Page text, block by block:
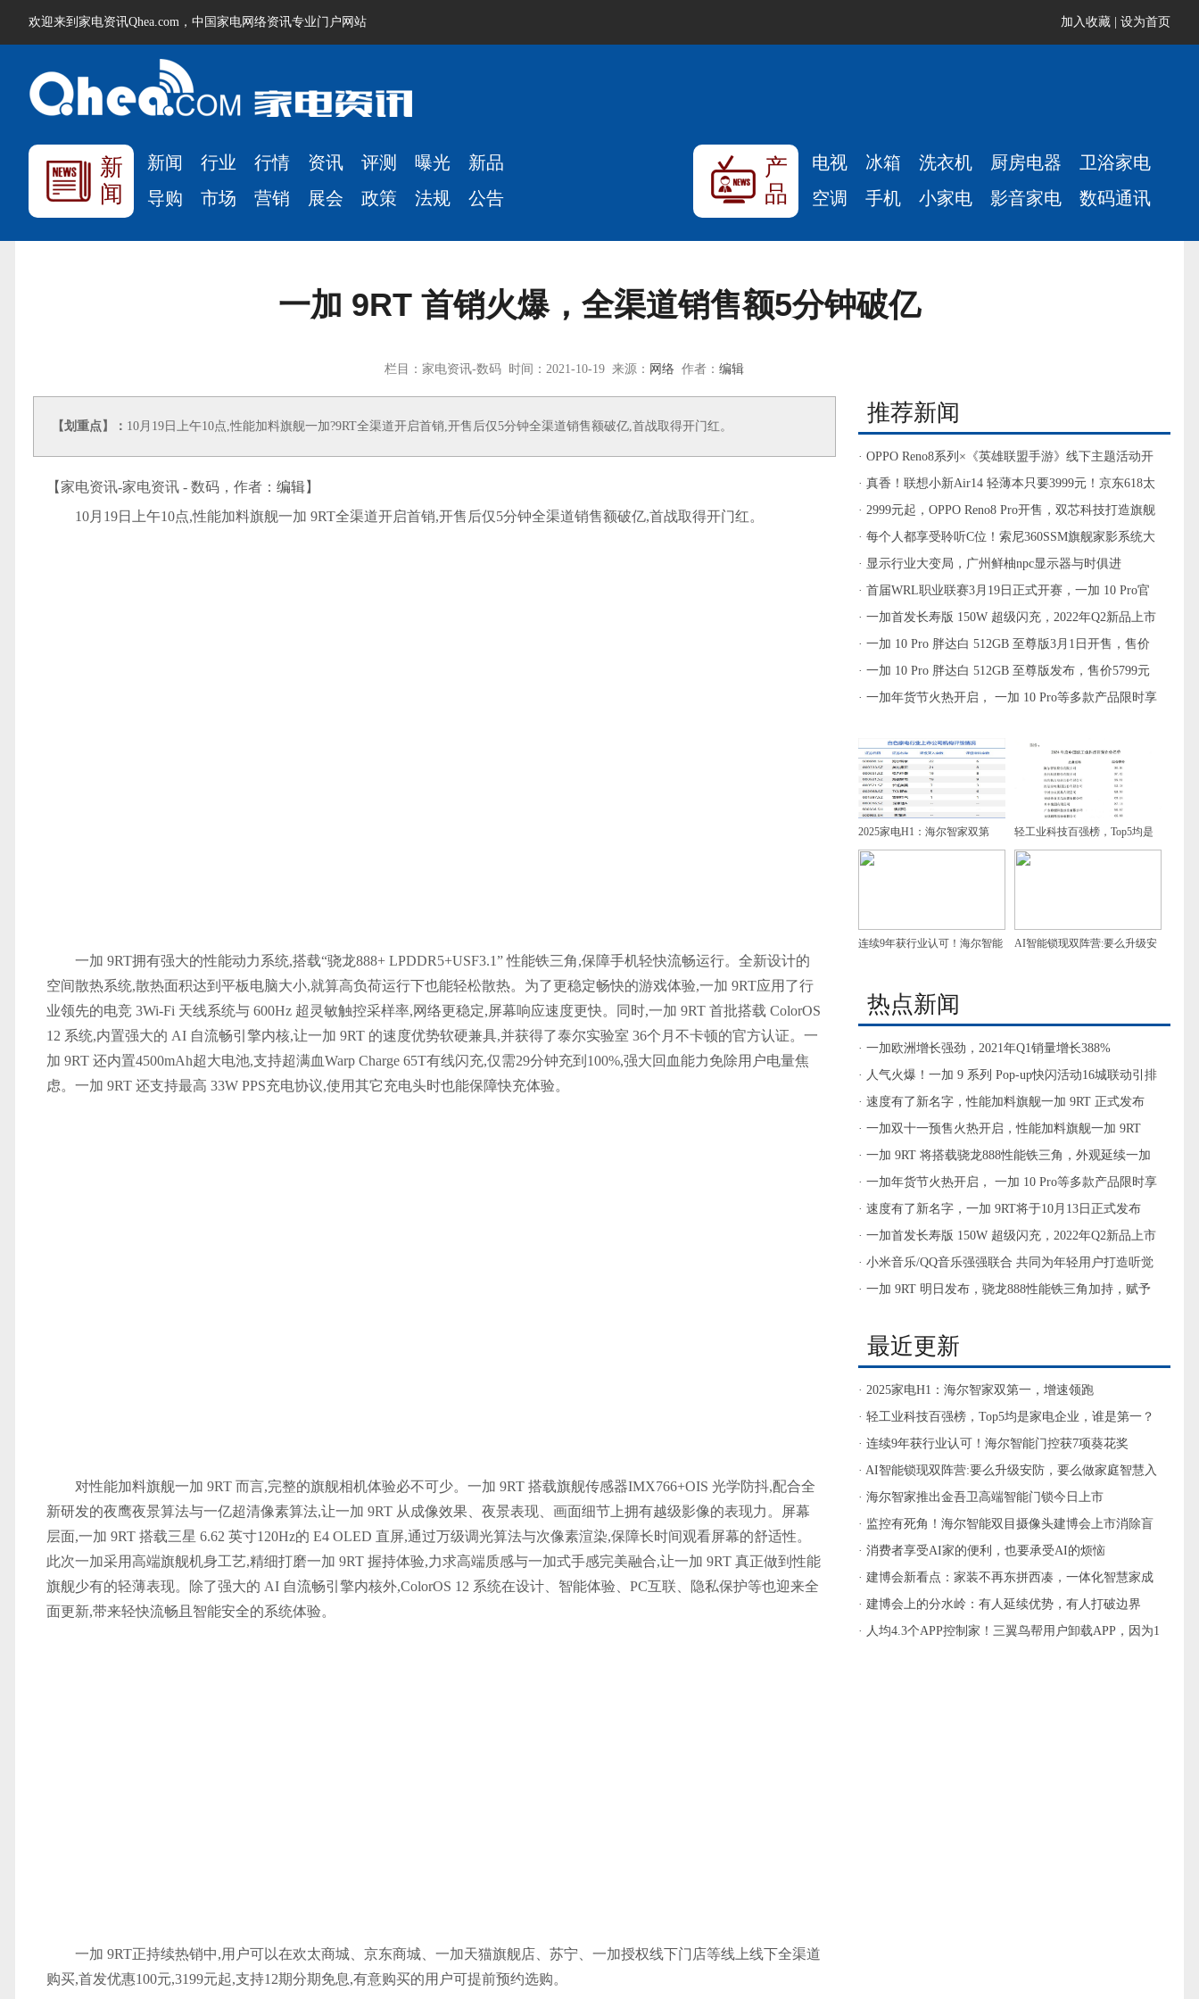
欢迎来到家电资讯Qhea.com，中国家电网络资讯专业门户网站 加入收藏 设为首页
新
闻
新闻 行业 行情 资讯 评测 曝光
新品
导购
市场 营销 展会 政策 法规 公告
产
品
电视 冰箱 洗衣机 厨房电器
卫浴家电
空调
手机 小家电 影音家电 数码通讯
一加 9RT 首销火爆，全渠道销售额5分钟破亿
栏目：家电资讯-数码 时间：2021-10-19 来源： 网络作者： 编辑
【划重点】： 10月19日上午10点,性能加料旗舰一加?9RT全渠道开启首销,开售后仅5分钟全渠道销售额破亿,首战取得开门红。
【家电资讯-家电资讯 - 数码，作者： 编辑】
10月19日上午10点,性能加料旗舰一加 9RT全渠道开启首销,开售后仅5分钟全渠道销售额破亿,首战取得开门红。
一加 9RT拥有强大的性能动力系统,搭载“骁龙888+ LPDDR5+USF3.1” 性能铁三角,保障手机轻快流畅运行。全新设计的
空间散热系统,散热面积达到平板电脑大小,就算高负荷运行下也能轻松散热。为了更稳定畅快的游戏体验,一加 9RT应用了行
业领先的电竞 3Wi-Fi 天线系统与 600Hz 超灵敏触控采样率,网络更稳定,屏幕响应速度更快。同时,一加 9RT 首批搭载 ColorOS
12 系统,内置强大的 AI 自流畅引擎内核,让一加 9RT 的速度优势软硬兼具,并获得了泰尔实验室 36个月不卡顿的官方认证。一
加 9RT 还内置4500mAh超大电池,支持超满血Warp Charge 65T有线闪充,仅需29分钟充到100%,强大回血能力免除用户电量焦
虑。一加 9RT 还支持最高 33W PPS充电协议,使用其它充电头时也能保障快充体验。
对性能加料旗舰一加 9RT 而言,完整的旗舰相机体验必不可少。一加 9RT 搭载旗舰传感器IMX766+OIS 光学防抖,配合全
新研发的夜鹰夜景算法与一亿超清像素算法,让一加 9RT 从成像效果、夜景表现、画面细节上拥有越级影像的表现力。屏幕
层面,一加 9RT 搭载三星 6.62 英寸120Hz的 E4 OLED 直屏,通过万级调光算法与次像素渲染,保障长时间观看屏幕的舒适性。
此次一加采用高端旗舰机身工艺,精细打磨一加 9RT 握持体验,力求高端质感与一加式手感完美融合,让一加 9RT 真正做到性能
旗舰少有的轻薄表现。除了强大的 AI 自流畅引擎内核外,ColorOS 12 系统在设计、智能体验、PC互联、隐私保护等也迎来全
面更新,带来轻快流畅且智能安全的系统体验。
一加 9RT正持续热销中,用户可以在欢太商城、京东商城、一加天猫旗舰店、苏宁、一加授权线下门店等线上线下全渠道
购买,首发优惠100元,3199元起,支持12期分期免息,有意购买的用户可提前预约选购。
推荐新闻
· OPPO Reno8系列×《英雄联盟手游》线下主题活动开
启，零距离感受电竞乐趣
· 真香！联想小新Air14 轻薄本只要3999元！京东618太
狠了
· 2999元起，OPPO Reno8 Pro开售，双芯科技打造旗舰
影像体验
· 每个人都享受聆听C位！索尼360SSM旗舰家影系统大
动作
· 显示行业大变局，广州鲜柚npc显示器与时俱进
· 首届WRL职业联赛3月19日正式开赛，一加 10 Pro官
方赛事用机重磅登场
· 一加首发长寿版 150W 超级闪充，2022年Q2新品上市
搭载
· 一加 10 Pro 胖达白 512GB 至尊版3月1日开售，售价
5799元
· 一加 10 Pro 胖达白 512GB 至尊版发布，售价5799元
· 一加年货节火热开启， 一加 10 Pro等多款产品限时享
2025家电H1：海尔智家双第
一，增速领跑
轻工业科技百强榜，Top5均是
家电企业，谁是第一？
连续9年获行业认可！海尔智能 AI智能锁现双阵营:要么升级安
热点新闻
· 一加欧洲增长强劲，2021年Q1销量增长388%
· 人气火爆！一加 9 系列 Pop-up快闪活动16城联动引排
队热潮
· 速度有了新名字，性能加料旗舰一加 9RT 正式发布
· 一加双十一预售火热开启，性能加料旗舰一加 9RT
3199元起
· 一加 9RT 将搭载骁龙888性能铁三角，外观延续一加
质感设计
· 一加年货节火热开启， 一加 10 Pro等多款产品限时享
新春好礼
· 速度有了新名字，一加 9RT将于10月13日正式发布
· 一加首发长寿版 150W 超级闪充，2022年Q2新品上市
搭载
· 小米音乐/QQ音乐强强联合 共同为年轻用户打造听觉
盛宴
· 一加 9RT 明日发布，骁龙888性能铁三角加持，赋予
最近更新
· 2025家电H1：海尔智家双第一，增速领跑
· 轻工业科技百强榜，Top5均是家电企业，谁是第一？
· 连续9年获行业认可！海尔智能门控获7项葵花奖
· AI智能锁现双阵营:要么升级安防，要么做家庭智慧入
口
· 海尔智家推出金吾卫高端智能门锁今日上市
· 监控有死角！海尔智能双目摄像头建博会上市消除盲
区
· 消费者享受AI家的便利，也要承受AI的烦恼
· 建博会新看点：家装不再东拼西凑，一体化智慧家成
主流
· 建博会上的分水岭：有人延续优势，有人打破边界
· 人均4.3个APP控制家！三翼鸟帮用户卸载APP，因为1